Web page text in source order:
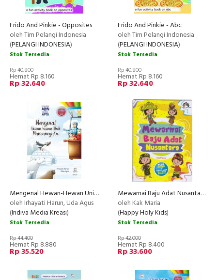
Frido And Pinkie - Opposites
oleh Tim Pelangi Indonesia
(PELANGI INDONESIA)
Stok Tersedia
Rp 40.800
Hemat Rp 8.160
Rp 32.640
Frido And Pinkie - Abc
oleh Tim Pelangi Indonesia
(PELANGI INDONESIA)
Stok Tersedia
Rp 40.800
Hemat Rp 8.160
Rp 32.640
Mengenal Hewan-Hewan Unik Mancanegara NEW
oleh Irhayati Harun, Uda Agus
(Indiva Media Kreasi)
Stok Tersedia
Rp 44.400
Hemat Rp 8.880
Rp 35.520
Mewarnai Baju Adat Nusantara
oleh Kak Maria
(Happy Holy Kids)
Stok Tersedia
Rp 42.000
Hemat Rp 8.400
Rp 33.600